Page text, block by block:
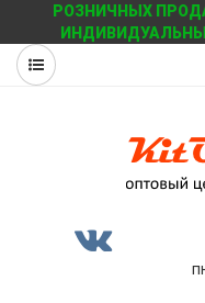
РОЗНИЧНЫХ